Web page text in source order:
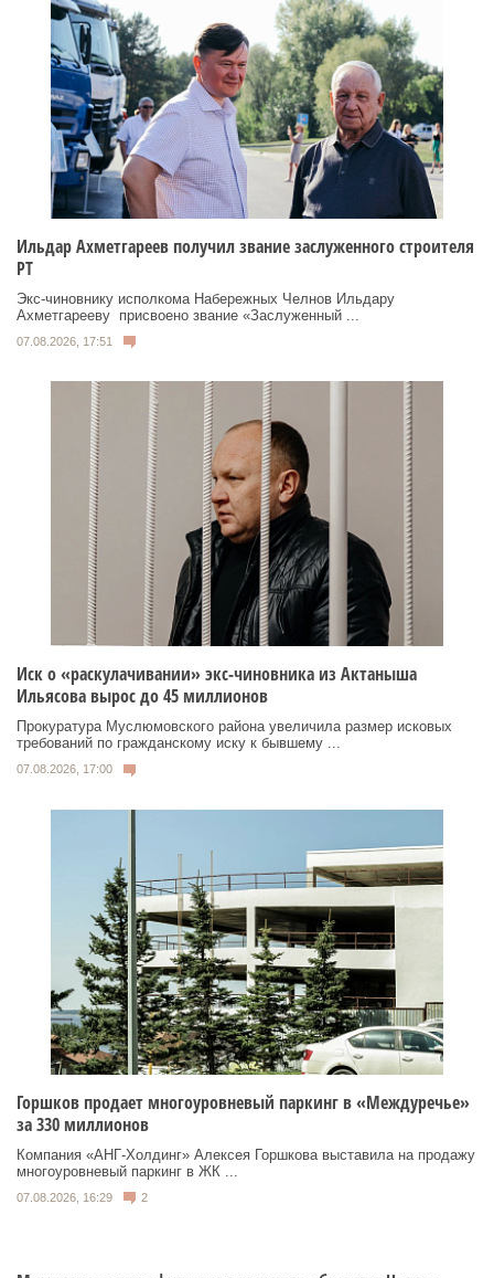
Ильдар Ахметгареев получил звание заслуженного строителя
РТ
Экс‑чиновнику исполкома Набережных Челнов Ильдару
Ахметгарееву присвоено звание «Заслуженный ...
07.08.2026, 17:51
Иск о «раскулачивании» экс-чиновника из Актаныша
Ильясова вырос до 45 миллионов
Прокуратура Муслюмовского района увеличила размер исковых
требований по гражданскому иску к бывшему ...
07.08.2026, 17:00
Горшков продает многоуровневый паркинг в «Междуречье»
за 330 миллионов
Компания «АНГ-Холдинг» Алексея Горшкова выставила на продажу
многоуровневый паркинг в ЖК ...
07.08.2026, 16:29 2